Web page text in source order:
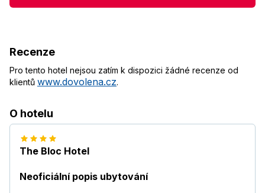
Recenze
Pro tento hotel nejsou zatím k dispozici žádné recenze od
klientů www.dovolena.cz.
O hotelu
The Bloc Hotel
Neoficiální popis ubytování